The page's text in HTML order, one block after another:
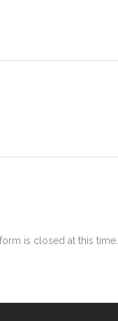
is closed at this time.